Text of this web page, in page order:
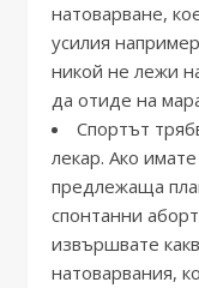
натоварване,
усилия
никой не лежи
да отиде на
Спортът
лекар. Ако
предлежаща
спонтанни
извършвате
натоварвания,